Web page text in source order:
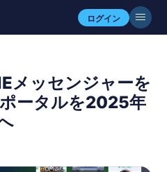
ログイン
メッセンジャーを
ータルを2025年